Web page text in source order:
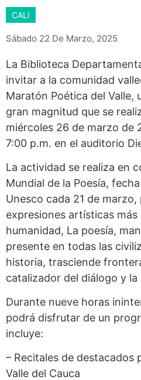
CALI
Sábado 22 De Marzo, 2025
La Biblioteca
invitar a la comunidad
Maratón Poética del Valle,
gran magnitud que se
miércoles 26 de marzo de
7:00 p.m. en el auditorio
La actividad se realiza en
Mundial de la Poesía,
Unesco cada 21 de
expresiones artísticas más
humanidad, La poesía,
presente en todas las
historia, trasciende
catalizador del diálogo y
Durante nueve horas
podrá disfrutar de un
incluye:
– Recitales de destacados
Valle del Cauca